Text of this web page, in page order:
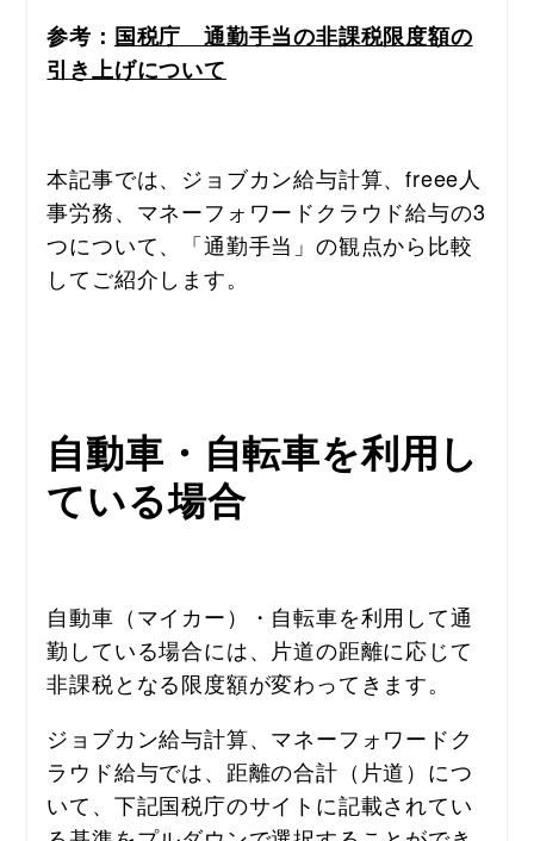
参考： 国税庁　通勤手当の非課税限度額の
引き上げについて
本記事では、ジョブカン給与計算、freee人
事労務、マネーフォワードクラウド給与の3
つについて、「通勤手当」の観点から比較
してご紹介します。
自動車・自転車を利用し
ている場合
自動車（マイカー）・自転車を利用して通
勤している場合には、片道の距離に応じて
非課税となる限度額が変わってきます。
ジョブカン給与計算、マネーフォワードク
ラウド給与では、距離の合計（片道）につ
いて、下記国税庁のサイトに記載されてい